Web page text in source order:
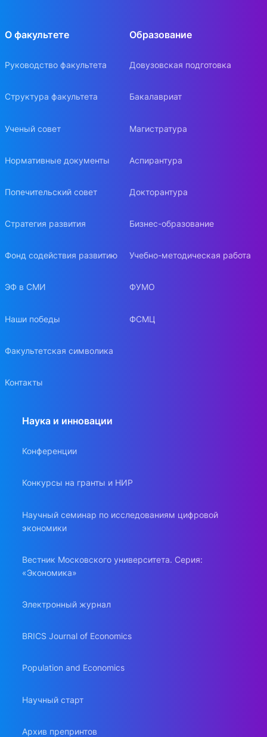
О факультете
Руководство факультета
Структура факультета
Ученый совет
Нормативные документы
Попечительский совет
Стратегия развития
Фонд содействия развитию
ЭФ в СМИ
Наши победы
Факультетская символика
Контакты
Образование
Довузовская подготовка
Бакалавриат
Магистратура
Аспирантура
Докторантура
Бизнес-образование
Учебно-методическая работа
ФУМО
ФСМЦ
Наука и инновации
Конференции
Конкурсы на гранты и НИР
Научный семинар по исследованиям цифровой
экономики
Вестник Московского университета. Серия:
«Экономика»
Электронный журнал
BRICS Journal of Economics
Population and Economics
Научный старт
Архив препринтов